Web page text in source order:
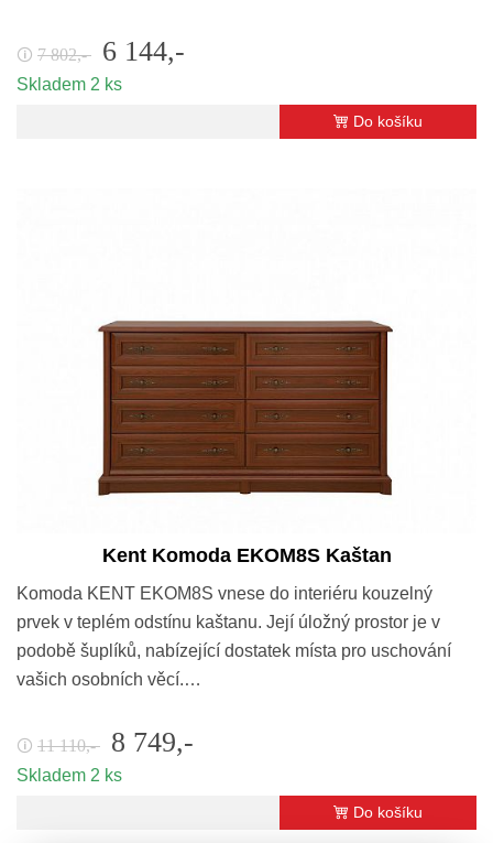
🛈 7 802,- 6 144,-
Skladem 2 ks
Do košíku
Kent Komoda EKOM8S Kaštan
Komoda KENT EKOM8S vnese do interiéru kouzelný
prvek v teplém odstínu kaštanu. Její úložný prostor je v
podobě šuplíků, nabízející dostatek místa pro uschování
vašich osobních věcí.…
🛈 11 110,- 8 749,-
Skladem 2 ks
Do košíku